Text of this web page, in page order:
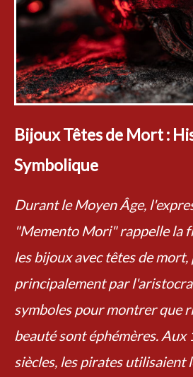
Bijoux Têtes de Mort :
Symbolique
Durant le Moyen Âge,
"Memento Mori" rappelle la
les bijoux avec têtes de
principalement par
symboles pour montrer que
beauté sont éphémères. Aux
siècles, les pirates utilisaient